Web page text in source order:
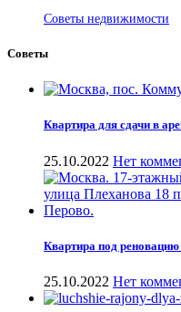
Советы недвижимости
Советы
Квартира для сдачи в
25.10.2022 Нет
Квартира под
25.10.2022 Нет